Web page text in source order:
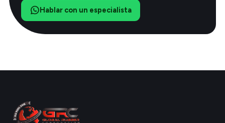
Hablar con un especialista